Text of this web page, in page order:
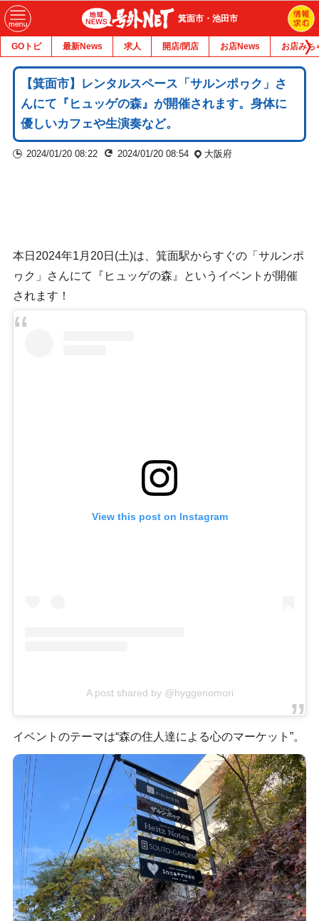
箕面市・池田市
GOトピ 最新News 求人 開店/閉店 お店News お店みち
【箕面市】レンタルスペース「サルンポヮク」さ
んにて『ヒュッゲの森』が開催されます。身体に
優しいカフェや生演奏など。
2024/01/20 08:22 2024/01/20 08:54 大阪府
本日2024年1月20日(土)は、箕面駅からすぐの「サルンポ
ヮク」さんにて『ヒュッゲの森』というイベントが開催
されます！
View this post on Instagram
A post shared by @hyggenomori
イベントのテーマは“森の住人達による心のマーケット”。